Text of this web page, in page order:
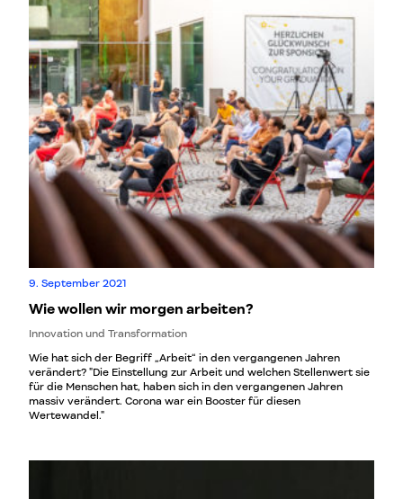
9. September 2021
Wie wollen wir morgen arbeiten?
Innovation und Transformation
Wie hat sich der Begriff „Arbeit“ in den vergangenen Jahren
verändert? "Die Einstellung zur Arbeit und welchen Stellenwert sie
für die Menschen hat, haben sich in den vergangenen Jahren
massiv verändert. Corona war ein Booster für diesen
Wertewandel."